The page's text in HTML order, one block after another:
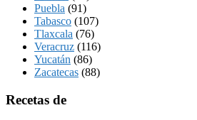
Puebla (91)
Tabasco (107)
Tlaxcala (76)
Veracruz (116)
Yucatán (86)
Zacatecas (88)
Recetas de